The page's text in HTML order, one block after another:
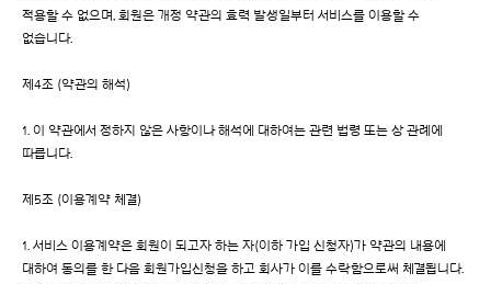
적용할 수 없으며, 회원은 개정 약관의 효력 발생일부터 서비스를 이용할 수
없습니다.
제4조 (약관의 해석)
1. 이 약관에서 정하지 않은 사항이나 해석에 대하여는 관련 법령 또는 상 관례에
따릅니다.
제5조 (이용계약 체결)
1. 서비스 이용계약은 회원이 되고자 하는 자(이하 가입 신청자)가 약관의 내용에
대하여 동의를 한 다음 회원가입신청을 하고 회사가 이를 수락함으로써 체결됩니다.